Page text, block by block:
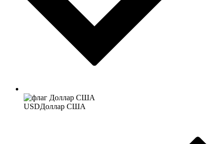
USDДоллар США